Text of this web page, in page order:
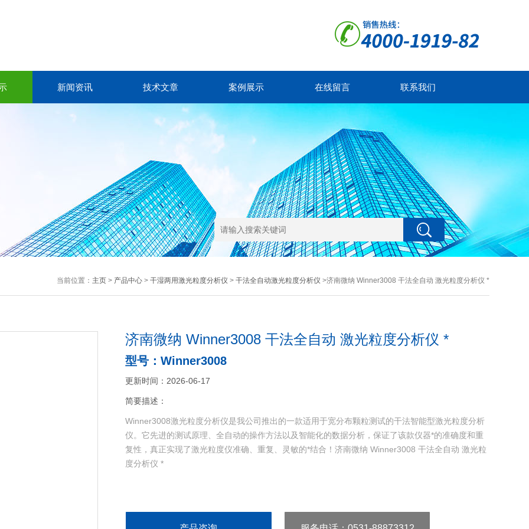
新闻资讯 技术文章 案例展示 在线留言 联系我们
当前位置： 主页> 产品中心> 干湿两用激光粒度分析仪 > 干法全自动激光粒度分析仪 >济南微纳 Winner3008 干法全自动 激光粒度分析仪 *
济南微纳 Winner3008 干法全自动 激光粒度分析仪 *
型号：Winner3008
更新时间：2026-06-17
简要描述：
Winner3008激光粒度分析仪是我公司推出的一款适用于宽分布颗粒测试的干法智能型激光粒度分析
仪。它先进的测试原理、全自动的操作方法以及智能化的数据分析，保证了该款仪器*的准确度和重
复性，真正实现了激光粒度仪准确、重复、灵敏的*结合！济南微纳 Winner3008 干法全自动 激光粒
度分析仪 *